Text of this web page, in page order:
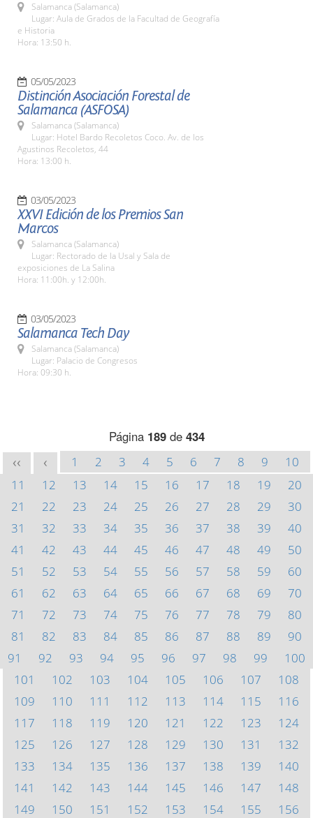
Salamanca (Salamanca)
Lugar: Aula de Grados de la Facultad de Geografía
e Historia
Hora: 13:50 h.
05/05/2023
Distinción Asociación Forestal de
Salamanca (ASFOSA)
Salamanca (Salamanca)
Lugar: Hotel Bardo Recoletos Coco. Av. de los
Agustinos Recoletos, 44
Hora: 13:00 h.
03/05/2023
XXVI Edición de los Premios San
Marcos
Salamanca (Salamanca)
Lugar: Rectorado de la Usal y Sala de
exposiciones de La Salina
Hora: 11:00h. y 12:00h.
03/05/2023
Salamanca Tech Day
Salamanca (Salamanca)
Lugar: Palacio de Congresos
Hora: 09:30 h.
Página 189de 434
<< < 1 2 3 4 5 6 7 8 9
10
11
12 13 14 15 16 17 18 19
20
21
22 23 24 25 26 27 28 29
30
31
32 33 34 35 36 37 38 39
40
41
42 43 44 45 46 47 48 49
50
51
52 53 54 55 56 57 58 59
60
61
62 63 64 65 66 67 68 69
70
71
72 73 74 75 76 77 78 79
80
81
82 83 84 85 86 87 88 89
90
91
92 93 94 95 96 97 98 99
100
101
102 103 104 105 106 107
108
109
110 111 112 113 114 115
116
117
118 119 120 121 122 123
124
125
126 127 128 129 130 131
132
133
134 135 136 137 138 139
140
141
142 143 144 145 146 147
148
149
150 151 152 153 154 155
156